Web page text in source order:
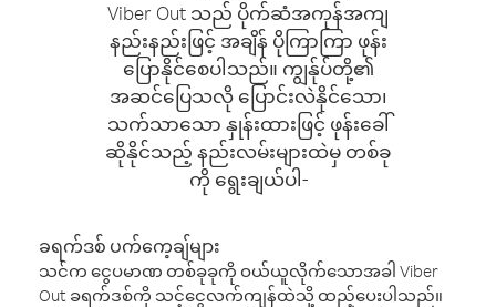
Viber Out သည် ပိုက်ဆံအကုန်အကျ
နည်းနည်းဖြင့် အချိန် ပိုကြာကြာ ဖုန်း
ပြောနိုင်စေပါသည်။ ကျွန်ုပ်တို့၏
အဆင်ပြေသလို ပြောင်းလဲနိုင်သော၊
သက်သာသော နှုန်းထားဖြင့် ဖုန်းခေါ်
ဆိုနိုင်သည့် နည်းလမ်းများထဲမှ တစ်ခု
ကို ရွေးချယ်ပါ-
ခရက်ဒစ် ပက်ကေ့ချ်များ
သင်က ငွေပမာဏ တစ်ခုခုကို ဝယ်ယူလိုက်သောအခါ Viber
Out ခရက်ဒစ်ကို သင့်ငွေလက်ကျန်ထဲသို့ ထည့်ပေးပါသည်။